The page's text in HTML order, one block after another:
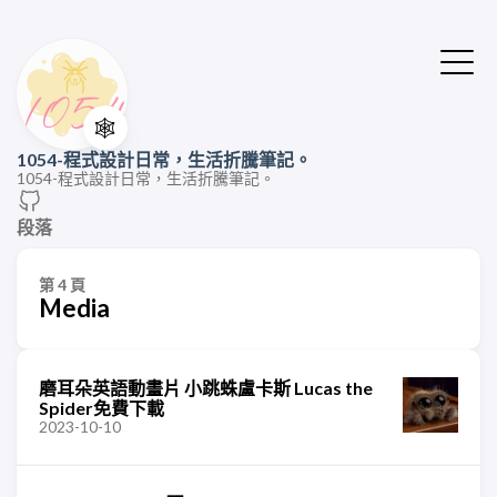
🕸️
1054-程式設計日常，生活折騰筆記。
1054-程式設計日常，生活折騰筆記。
段落
第 4 頁
Media
磨耳朵英語動畫片 小跳蛛盧卡斯 Lucas the
Spider免費下載
2023-10-10